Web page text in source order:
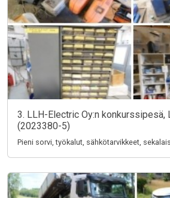
3. LLH-Electric Oy:n konkurssipesä,
(2023380-5)
Pieni sorvi, työkalut, sähkötarvikkeet,